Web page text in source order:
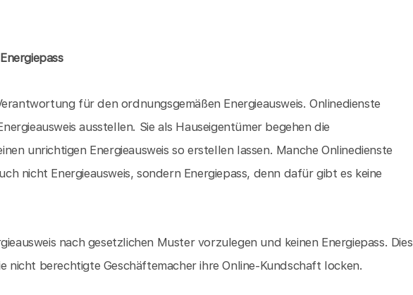
für den ordnungsgemäßen Energieausweis. Onlinedienste
ausstellen. Sie als Hauseigentümer begehen die
unrichtigen Energieausweis so erstellen lassen. Manche Onlinedienste
nicht Energieausweis, sondern Energiepass, denn dafür gibt es keine
nach gesetzlichen Muster vorzulegen und keinen Energiepass. Dies
nicht berechtigte Geschäftemacher ihre Online-Kundschaft locken.